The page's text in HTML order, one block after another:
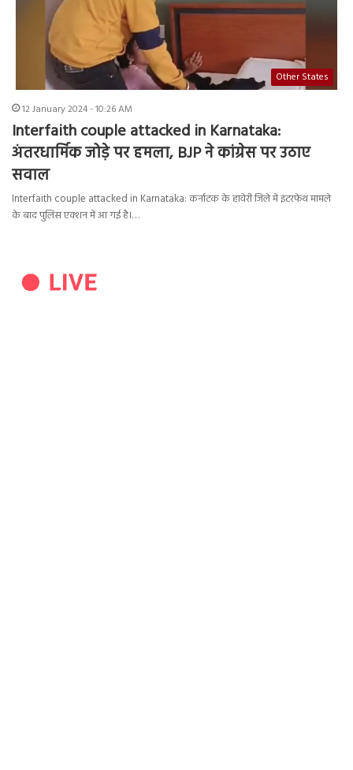
Other States
12 January 2024 - 10:26 AM
Interfaith couple attacked in Karnataka:
अंतरधार्मिक जोड़े पर हमला, BJP ने कांग्रेस पर उठाए
सवाल
Interfaith couple attacked in Karnataka: कर्नाटक के हावेरी जिले में इंटरफेथ मामले
के बाद पुलिस एक्शन में आ गई है।…